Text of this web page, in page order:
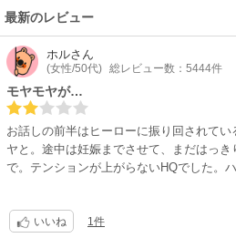
最新のレビュー
ホルさん
(女性/50代) 総レビュー数：5444件
モヤモヤが…
お話しの前半はヒーローに振り回されて
ヤと。途中は妊娠までさせて、まだはっ
で。テンションが上がらないHQでした。
いいね 1件